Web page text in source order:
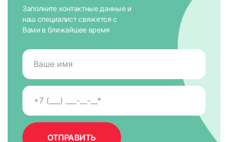
Заполните контактные данные и
наш специалист свяжется с
Вами в ближайшее время